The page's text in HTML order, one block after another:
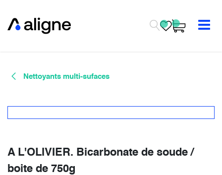
Nettoyants multi-sufaces
A L'OLIVIER. Bicarbonate de soude /
boite de 750g